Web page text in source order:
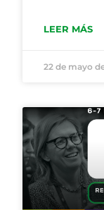
LEER MÁS
22 de mayo